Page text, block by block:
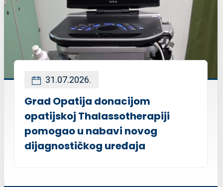
31.07.2026.
Grad Opatija donacijom
opatijskoj Thalassotherapiji
pomogao u nabavi novog
dijagnostičkog uređaja